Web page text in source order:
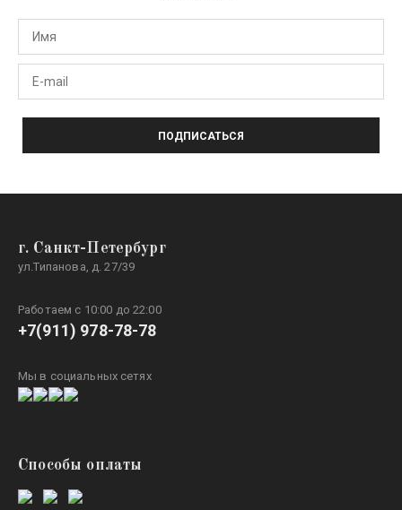
ПОДПИСАТЬСЯ
г. Санкт-Петербург
ул.Типанова, д. 27/39
Работаем с 10:00 до 22:00
+7(911) 978-78-78
Мы в социальных сетях
Способы оплаты